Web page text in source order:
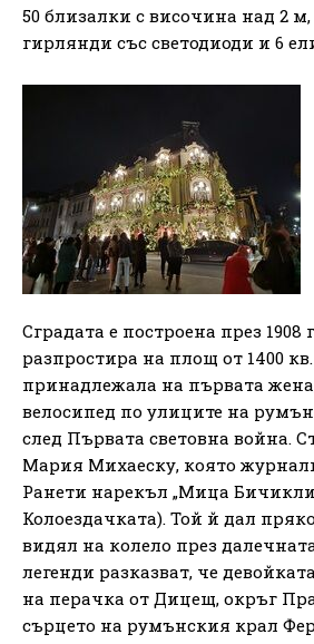
50 близалки с височина над 2 м,
гирлянди със светодиоди и 6
Сградата е построена през 1908
разпростира на площ от 1400
принадлежала на първата
велосипед по улиците на
след Първата световна война.
Мария Михаеску, която
Ранети нарекъл „Мица
Колоездачката). Той й дал
видял на колело през
легенди разказват, че
на перачка от Дицещ, окръг
сърцето на румънския крал